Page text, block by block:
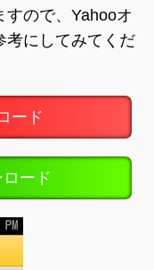
ので、Yahooオ
考にしてみてくだ
ード
ード